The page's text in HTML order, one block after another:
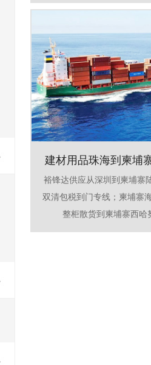
建材用品珠海到柬埔
裕锋达供应从深圳到柬埔寨
双清包税到门专线；柬埔寨
整柜散货到柬埔寨西哈